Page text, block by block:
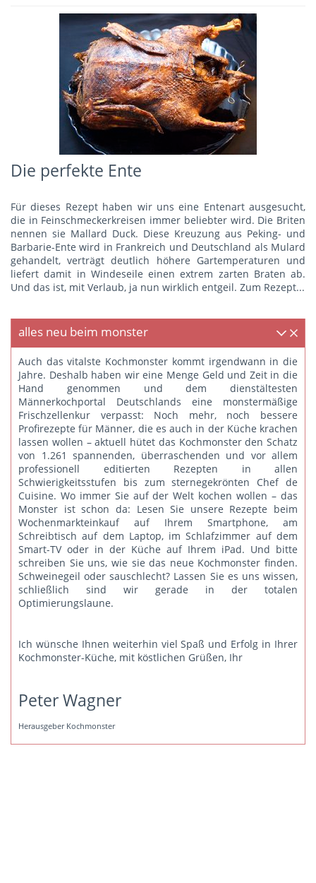
Die perfekte Ente
Für dieses Rezept haben wir uns eine Entenart ausgesucht,
die in Feinschmeckerkreisen immer beliebter wird. Die Briten
nennen sie Mallard Duck. Diese Kreuzung aus Peking- und
Barbarie-Ente wird in Frankreich und Deutschland als Mulard
gehandelt, verträgt deutlich höhere Gartemperaturen und
liefert damit in Windeseile einen extrem zarten Braten ab.
Und das ist, mit Verlaub, ja nun wirklich entgeil. Zum Rezept...
alles neu beim monster
Auch das vitalste Kochmonster kommt irgendwann in die
Jahre. Deshalb haben wir eine Menge Geld und Zeit in die
Hand genommen und dem dienstältesten
Männerkochportal Deutschlands eine monstermäßige
Frischzellenkur verpasst: Noch mehr, noch bessere
Profirezepte für Männer, die es auch in der Küche krachen
lassen wollen – aktuell hütet das Kochmonster den Schatz
von 1.261 spannenden, überraschenden und vor allem
professionell editierten Rezepten in allen
Schwierigkeitsstufen bis zum sternegekrönten Chef de
Cuisine. Wo immer Sie auf der Welt kochen wollen – das
Monster ist schon da: Lesen Sie unsere Rezepte beim
Wochenmarkteinkauf auf Ihrem Smartphone, am
Schreibtisch auf dem Laptop, im Schlafzimmer auf dem
Smart-TV oder in der Küche auf Ihrem iPad. Und bitte
schreiben Sie uns, wie sie das neue Kochmonster finden.
Schweinegeil oder sauschlecht? Lassen Sie es uns wissen,
schließlich sind wir gerade in der totalen
Optimierungslaune.
Ich wünsche Ihnen weiterhin viel Spaß und Erfolg in Ihrer
Kochmonster-Küche, mit köstlichen Grüßen, Ihr
Peter Wagner
Herausgeber Kochmonster